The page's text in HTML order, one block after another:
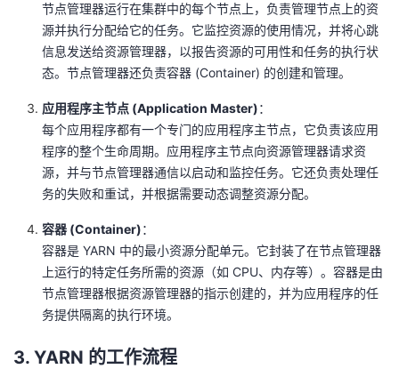
节点管理器运行在集群中的每个节点上，负责管理节点上的资
源并执行分配给它的任务。它监控资源的使用情况，并将心跳
信息发送给资源管理器，以报告资源的可用性和任务的执行状
态。节点管理器还负责容器 (Container) 的创建和管理。
应用程序主节点 (Application Master)：
每个应用程序都有一个专门的应用程序主节点，它负责该应用
程序的整个生命周期。应用程序主节点向资源管理器请求资
源，并与节点管理器通信以启动和监控任务。它还负责处理任
务的失败和重试，并根据需要动态调整资源分配。
容器 (Container)：
容器是 YARN 中的最小资源分配单元。它封装了在节点管理器
上运行的特定任务所需的资源（如 CPU、内存等）。容器是由
节点管理器根据资源管理器的指示创建的，并为应用程序的任
务提供隔离的执行环境。
3. YARN 的工作流程